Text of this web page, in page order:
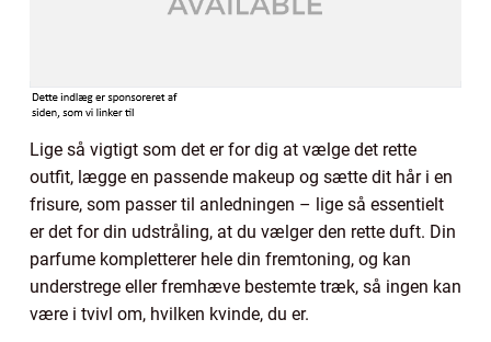
Lige så vigtigt som det er for dig at vælge det rette
outfit, lægge en passende makeup og sætte dit hår i en
frisure, som passer til anledningen – lige så essentielt
er det for din udstråling, at du vælger den rette duft. Din
parfume kompletterer hele din fremtoning, og kan
understrege eller fremhæve bestemte træk, så ingen kan
være i tvivl om, hvilken kvinde, du er.